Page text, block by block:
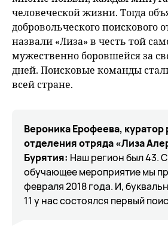
человеческой жизни. Тогда
добровольческого поискового
назвали «Лиза» в честь той
мужественно боровшейся за
дней. Поисковые команды
всей стране.
Вероника Ерофеева, куратор
отделения отряда «Лиза
Бурятия: Наш регион был 43.
обучающее мероприятие мы
февраля 2018 года. И,
11 у нас состоялся первый